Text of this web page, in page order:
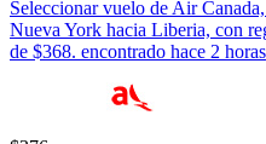
Seleccionar vuelo de Air
Nueva York hacia Liberia, con
de $368. encontrado hace 2 horas